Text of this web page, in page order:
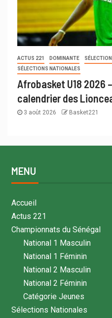
ACTUS 221 DOMINANTE
SÉLECTIONS NATIONALES
Afrobasket U18 2026
calendrier des
3 août 2026 Basket221
MENU
Accueil
Actus 221
Championnats du Sénégal
National 1 Masculin
National 1 Féminin
National 2 Masculin
National 2 Féminin
Catégorie Jeunes
Sélections Nationales